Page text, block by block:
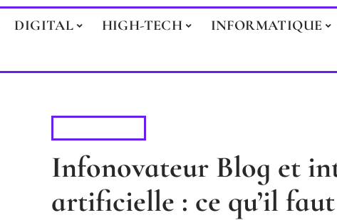
DIGITAL HIGH-TECH INFORMATIQUE
Infonovateur Blog et
artificielle : ce qu’il